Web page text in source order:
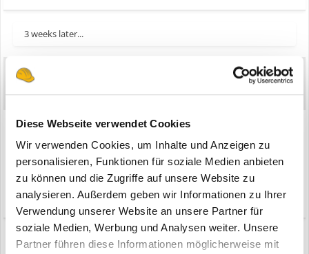
Diese Webseite verwendet Cookies
Wir verwenden Cookies, um Inhalte und Anzeigen zu
personalisieren, Funktionen für soziale Medien anbieten
zu können und die Zugriffe auf unsere Website zu
analysieren. Außerdem geben wir Informationen zu Ihrer
Verwendung unserer Website an unsere Partner für
soziale Medien, Werbung und Analysen weiter. Unsere
Partner führen diese Informationen möglicherweise mit
3 weeks later...
Geschrieben28. Juli 2020
Mahlzeit Gemeinde,
Zitieren
2 weeks later...